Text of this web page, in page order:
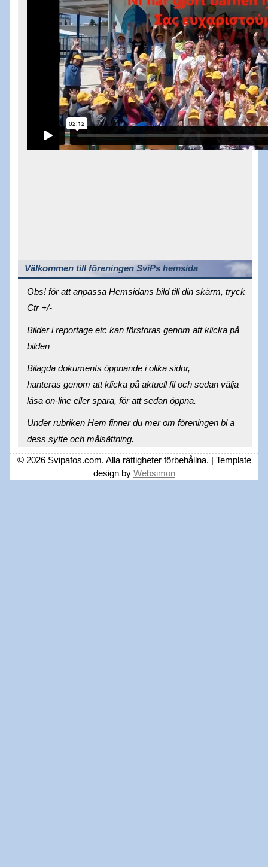
Välkommen till föreningen SviPs hemsida
Obs! för att anpassa Hemsidans bild till din skärm, tryck
Ctr +/-
Bilder i reportage etc kan förstoras genom att klicka på
bilden
Bilagda dokuments öppnande i olika sidor,
hanteras genom att klicka på aktuell fil och sedan välja
läsa on-line eller spara, för att sedan öppna.
Under rubriken Hem finner du mer om föreningen bl a
dess syfte och målsättning.
© 2026 Svipafos.com. Alla rättigheter förbehållna. | Template
design by Websimon